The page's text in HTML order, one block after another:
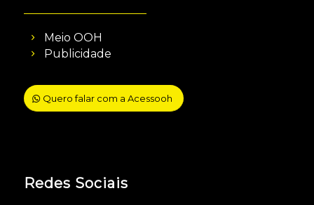
Meio OOH
Publicidade
Quero falar com a Acessooh
Redes Sociais